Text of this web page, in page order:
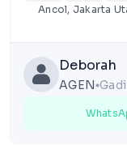
Passive
Ancol, Jakarta
Deborah
AGEN lens